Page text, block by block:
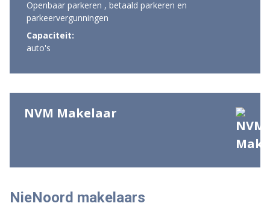
Openbaar parkeren , betaald parkeren en
parkeervergunningen
Capaciteit:
auto's
NVM Makelaar
NieNoord makelaars